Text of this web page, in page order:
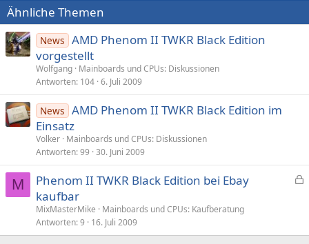
Ähnliche Themen
News AMD Phenom II TWKR Black Edition
vorgestellt
Wolfgang Mainboards und CPUs: Diskussionen
Antworten 104 6. Juli 2009
News AMD Phenom II TWKR Black Edition im
Einsatz
Volker Mainboards und CPUs: Diskussionen
Antworten 99 30. Juni 2009
M
e
Phenom II TWKR Black Edition bei Ebay
kaufbar
MixMasterMike
Mainboards und CPUs: Kaufberatung
Antworten 9 16. Juli 2009